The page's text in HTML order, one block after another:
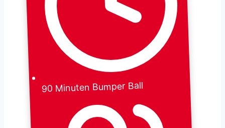
90 Minuten Bumper Ball